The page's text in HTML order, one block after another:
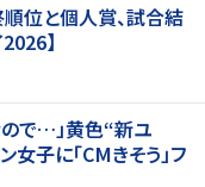
位と個人賞、試合結
】
ので…」黄色“新ユ
子に「CMきそう」フ